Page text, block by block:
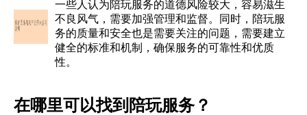
一些人认为陪玩服务的道德风险较大，容易滋生
不良风气，需要加强管理和监督。同时，陪玩服
务的质量和安全也是需要关注的问题，需要建立
健全的标准和机制，确保服务的可靠性和优质
性。
在哪里可以找到陪玩服务？